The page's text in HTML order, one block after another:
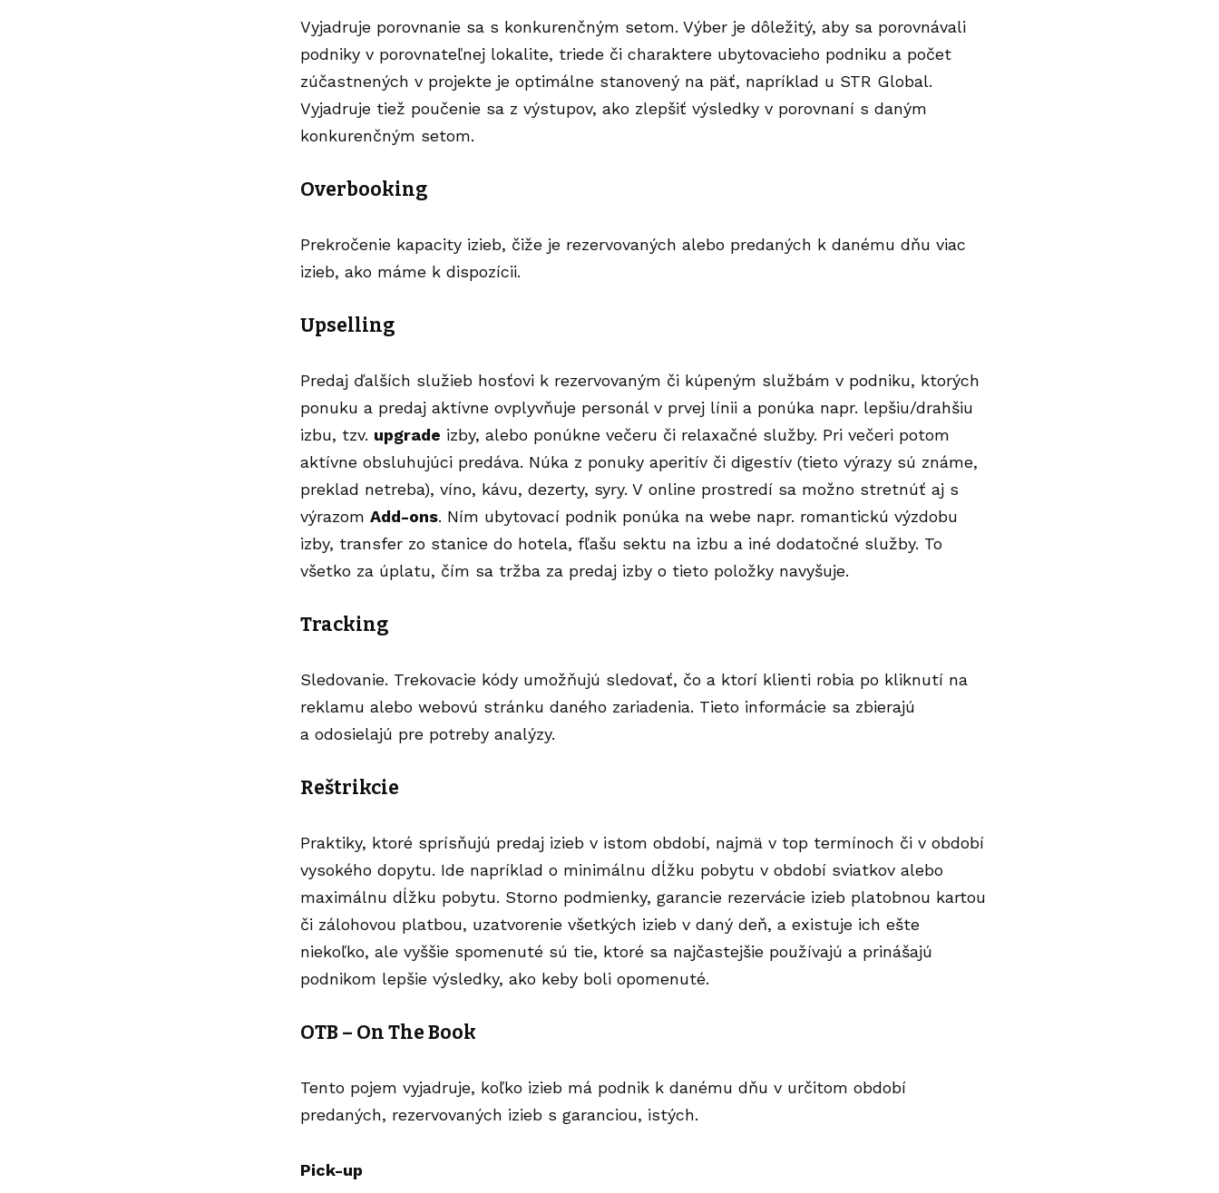
Vyjadruje porovnanie sa s konkurenčným setom. Výber je dôležitý, aby sa porovnávali
podniky v porovnateľnej lokalite, triede či charaktere ubytovacieho podniku a počet
zúčastnených v projekte je optimálne stanovený na päť, napríklad u STR Global.
Vyjadruje tiež poučenie sa z výstupov, ako zlepšiť výsledky v porovnaní s daným
konkurenčným setom.
Overbooking
Prekročenie kapacity izieb, čiže je rezervovaných alebo predaných k danému dňu viac
izieb, ako máme k dispozícii.
Upselling
Predaj ďalších služieb hosťovi k rezervovaným či kúpeným službám v podniku, ktorých
ponuku a predaj aktívne ovplyvňuje personál v prvej línii a ponúka napr. lepšiu/drahšiu
izbu, tzv. upgrade izby, alebo ponúkne večeru či relaxačné služby. Pri večeri potom
aktívne obsluhujúci predáva. Núka z ponuky aperitív či digestív (tieto výrazy sú známe,
preklad netreba), víno, kávu, dezerty, syry. V online prostredí sa možno stretnúť aj s
výrazom Add-ons. Ním ubytovací podnik ponúka na webe napr. romantickú výzdobu
izby, transfer zo stanice do hotela, fľašu sektu na izbu a iné dodatočné služby. To
všetko za úplatu, čím sa tržba za predaj izby o tieto položky navyšuje.
Tracking
Sledovanie. Trekovacie kódy umožňujú sledovať, čo a ktorí klienti robia po kliknutí na
reklamu alebo webovú stránku daného zariadenia. Tieto informácie sa zbierajú
a odosielajú pre potreby analýzy.
Reštrikcie
Praktiky, ktoré sprísňujú predaj izieb v istom období, najmä v top termínoch či v období
vysokého dopytu. Ide napríklad o minimálnu dĺžku pobytu v období sviatkov alebo
maximálnu dĺžku pobytu. Storno podmienky, garancie rezervácie izieb platobnou kartou
či zálohovou platbou, uzatvorenie všetkých izieb v daný deň, a existuje ich ešte
niekoľko, ale vyššie spomenuté sú tie, ktoré sa najčastejšie používajú a prinášajú
podnikom lepšie výsledky, ako keby boli opomenuté.
OTB – On The Book
Tento pojem vyjadruje, koľko izieb má podnik k danému dňu v určitom období
predaných, rezervovaných izieb s garanciou, istých.
Pick-up